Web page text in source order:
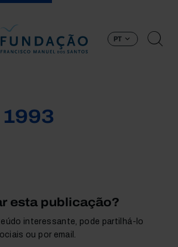
PT
esta publicação?
interessante, pode partilhá-lo
ou por email.